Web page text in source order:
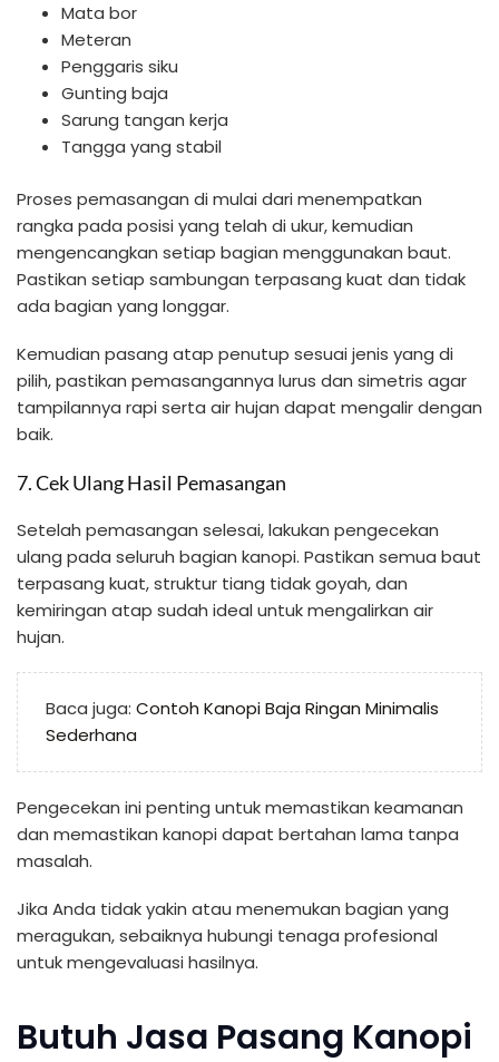
Mata bor
Meteran
Penggaris siku
Gunting baja
Sarung tangan kerja
Tangga yang stabil
Proses pemasangan di mulai dari menempatkan
rangka pada posisi yang telah di ukur, kemudian
mengencangkan setiap bagian menggunakan baut.
Pastikan setiap sambungan terpasang kuat dan tidak
ada bagian yang longgar.
Kemudian pasang atap penutup sesuai jenis yang di
pilih, pastikan pemasangannya lurus dan simetris agar
tampilannya rapi serta air hujan dapat mengalir dengan
baik.
7. Cek Ulang Hasil Pemasangan
Setelah pemasangan selesai, lakukan pengecekan
ulang pada seluruh bagian kanopi. Pastikan semua baut
terpasang kuat, struktur tiang tidak goyah, dan
kemiringan atap sudah ideal untuk mengalirkan air
hujan.
Baca juga: Contoh Kanopi Baja Ringan Minimalis
Sederhana
Pengecekan ini penting untuk memastikan keamanan
dan memastikan kanopi dapat bertahan lama tanpa
masalah.
Jika Anda tidak yakin atau menemukan bagian yang
meragukan, sebaiknya hubungi tenaga profesional
untuk mengevaluasi hasilnya.
Butuh Jasa Pasang Kanopi